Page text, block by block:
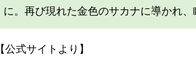
に。再び現れた金色のサカナに導かれ
【公式サイトより】